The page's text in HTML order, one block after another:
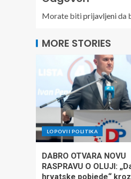
Morate bitiprijavljenida
MORE STORIES
LOPOVI I POLITIKA
DABRO OTVARA NOVU
RASPRAVU O OLUJI:
hrvatske pobjede“